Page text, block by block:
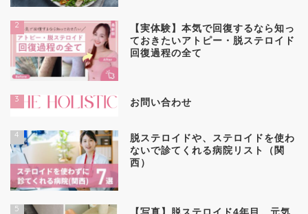
2
【実体験】本気で回復するなら知っ
ておきたいアトピー・脱ステロイド
回復過程の全て
3 お問い合わせ
4
脱ステロイドや、ステロイドを使わ
ないで診てくれる病院リスト（関
西）
5